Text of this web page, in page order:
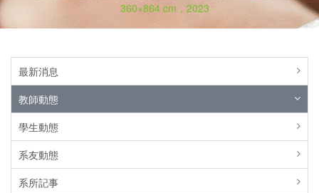
360×864 cm，2023
最新消息
教師動態
學生動態
系友動態
系所記事